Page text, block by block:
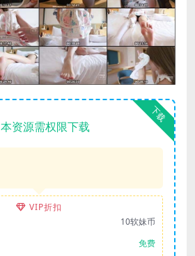
下载
本资源需权限下载
VIP折扣
10软妹币
免费